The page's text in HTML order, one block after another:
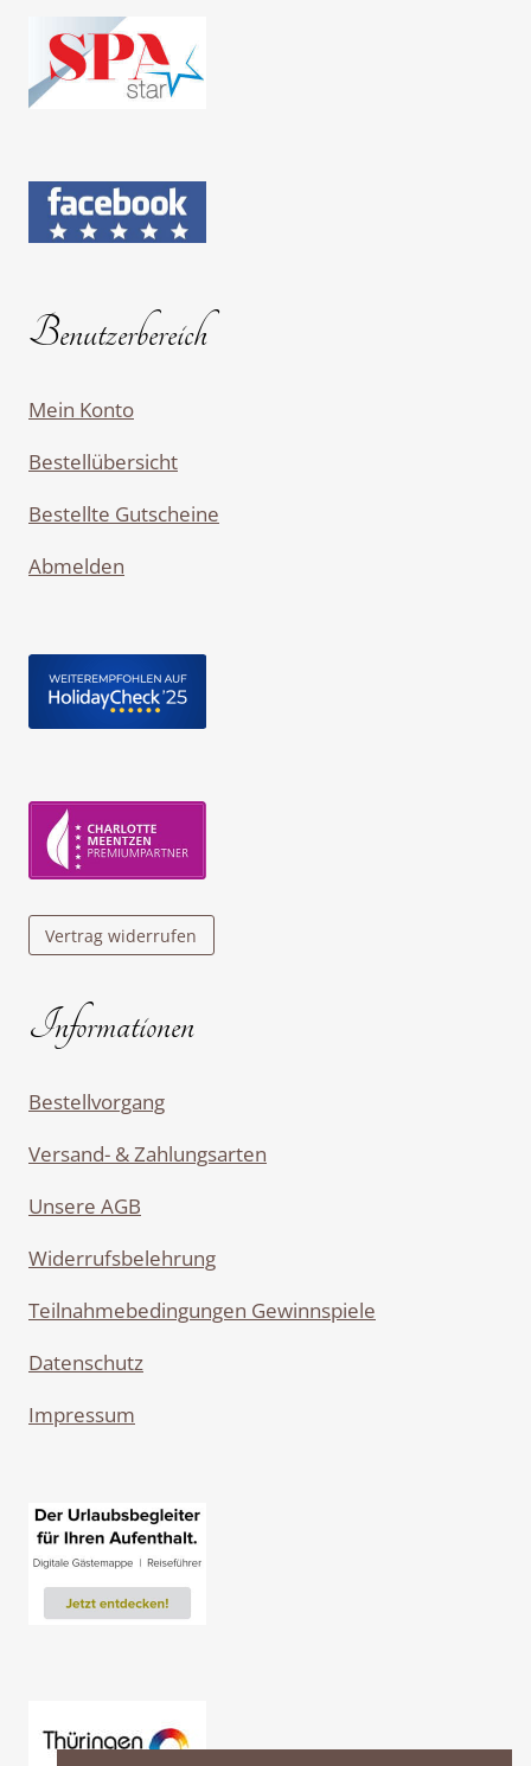
Benutzerbereich
Mein Konto
Bestellübersicht
Bestellte Gutscheine
Abmelden
Vertrag widerrufen
Informationen
Bestellvorgang
Versand- & Zahlungsarten
Unsere AGB
Widerrufsbelehrung
Teilnahmebedingungen Gewinnspiele
Datenschutz
Impressum